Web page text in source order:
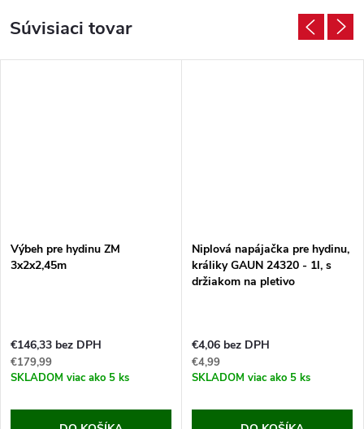
Súvisiaci tovar
Výbeh pre hydinu ZM
3x2x2,45m
€146,33 bez DPH
€179,99
SKLADOM viac ako 5 ks
Niplová napájačka pre hydinu,
králiky GAUN 24320 - 1l, s
držiakom na pletivo
€4,06 bez DPH
€4,99
SKLADOM viac ako 5 ks